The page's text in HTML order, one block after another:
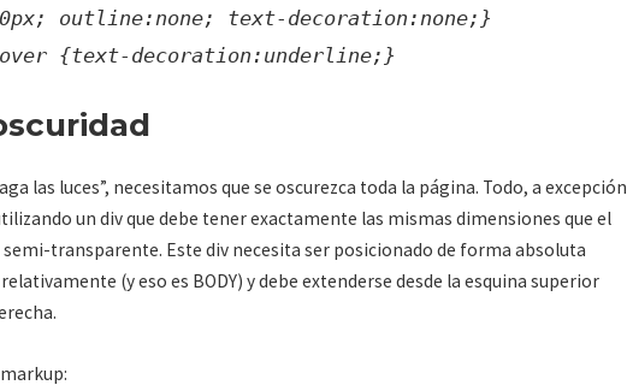
outline:none; text-decoration:none;}
{text-decoration:underline;}
las luces”, necesitamos que se oscurezca toda la página. Todo, a excepción
un div que debe tener exactamente las mismas dimensiones que el
transparente. Este div necesita ser posicionado de forma absoluta
(y eso es BODY) y debe extenderse desde la esquina superior